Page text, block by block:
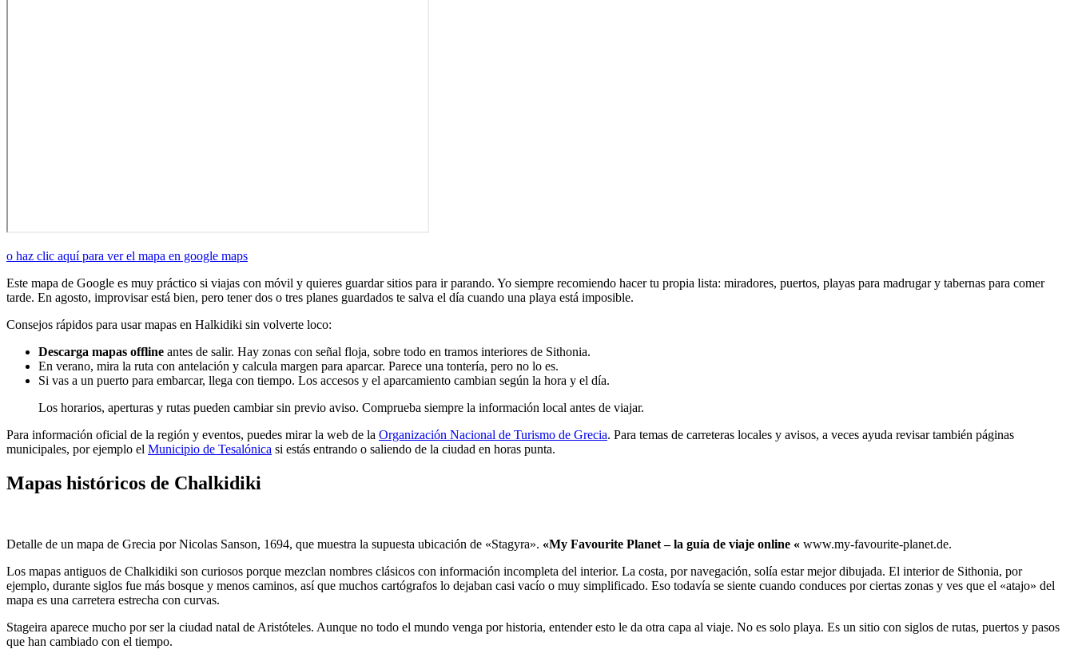
o haz clic aquí para ver el mapa en google maps
Este mapa de Google es muy práctico si viajas con móvil y quieres guardar sitios para ir parando. Yo siempre recomiendo hacer tu propia lista: miradores, puertos, playas para madrugar y tabernas para comer
tarde. En agosto, improvisar está bien, pero tener dos o tres planes guardados te salva el día cuando una playa está imposible.
Consejos rápidos para usar mapas en Halkidiki sin volverte loco:
Descarga mapas offline antes de salir. Hay zonas con señal floja, sobre todo en tramos interiores de Sithonia.
En verano, mira la ruta con antelación y calcula margen para aparcar. Parece una tontería, pero no lo es.
Si vas a un puerto para embarcar, llega con tiempo. Los accesos y el aparcamiento cambian según la hora y el día.
Los horarios, aperturas y rutas pueden cambiar sin previo aviso. Comprueba siempre la información local antes de viajar.
Para información oficial de la región y eventos, puedes mirar la web de la Organización Nacional de Turismo de Grecia. Para temas de carreteras locales y avisos, a veces ayuda revisar también páginas
municipales, por ejemplo el Municipio de Tesalónica si estás entrando o saliendo de la ciudad en horas punta.
Mapas históricos de Chalkidiki
Detalle de un mapa de Grecia por Nicolas Sanson, 1694, que muestra la supuesta ubicación de «Stagyra». «My Favourite Planet – la guía de viaje online « www.my-favourite-planet.de.
Los mapas antiguos de Chalkidiki son curiosos porque mezclan nombres clásicos con información incompleta del interior. La costa, por navegación, solía estar mejor dibujada. El interior de Sithonia, por
ejemplo, durante siglos fue más bosque y menos caminos, así que muchos cartógrafos lo dejaban casi vacío o muy simplificado. Eso todavía se siente cuando conduces por ciertas zonas y ves que el «atajo» del
mapa es una carretera estrecha con curvas.
Stageira aparece mucho por ser la ciudad natal de Aristóteles. Aunque no todo el mundo venga por historia, entender esto le da otra capa al viaje. No es solo playa. Es un sitio con siglos de rutas, puertos y pasos
que han cambiado con el tiempo.